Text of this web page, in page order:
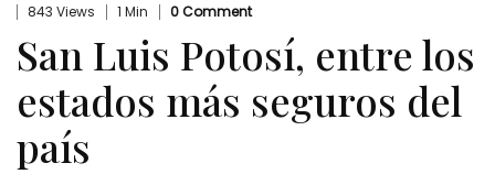
843 Views 1 Min 0 Comment
San Luis Potosí, entre los
estados más seguros del
país